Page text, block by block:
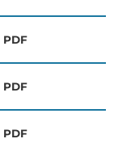
PDF
PDF
PDF